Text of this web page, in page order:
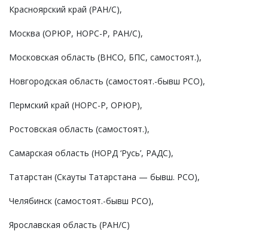
Красноярский край (РАН/С),
Москва (ОРЮР, НОРС-Р, РАН/С),
Московская область (ВНСО, БПС, самостоят.),
Новгородская область (самостоят.-бывш РСО),
Пермский край (НОРС-Р, ОРЮР),
Ростовская область (самостоят.),
Самарская область (НОРД ‘Русь’, РАДС),
Татарстан (Скауты Татарстана — бывш. РСО),
Челябинск (самостоят.-бывш РСО),
Ярославская область (РАН/С)